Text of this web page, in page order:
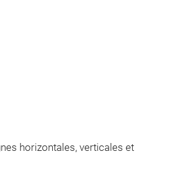
horizontales, verticales et